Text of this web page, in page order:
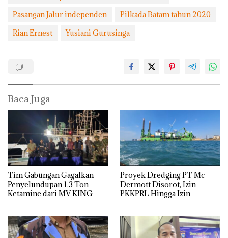
Pasangan Jalur independen
Pilkada Batam tahun 2020
Rian Ernest
Yusiani Gurusinga
Baca Juga
Tim Gabungan Gagalkan
Penyelundupan 1,3 Ton
Ketamine dari MV KING
Proyek Dredging PT Mc
Dermott Disorot, Izin
PKKPRL Hingga Izin